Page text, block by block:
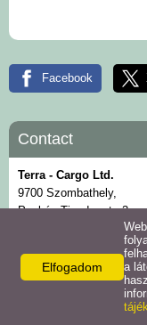
Facebook
Contact
Terra - Cargo Ltd.
9700 Szombathely,
Puskás Tivadar str. 3.
+36-94-500-499
E-mail:
Elfogadom
a